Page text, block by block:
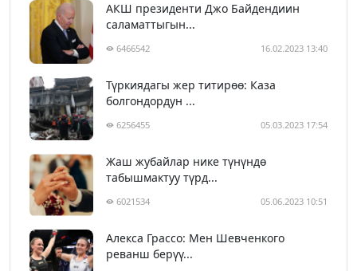
АКШ президенти Джо Байдендиин
саламаттыгын...
6466542 16.02.2023 13:40
Түркиядагы жер титирөө: Каза
болгондордун ...
6256455 05.03.2023 17:54
Жаш жубайлар нике түнүндө
табышмактуу түрд...
6021534 05.06.2023 10:51
Алекса Грассо: Мен Шевченкого
реванш берүү...